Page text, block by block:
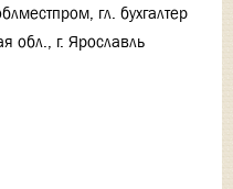
гл. бухгалтер
обл., г. Ярославль